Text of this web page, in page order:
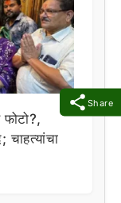
Share
चाहत्यांचा